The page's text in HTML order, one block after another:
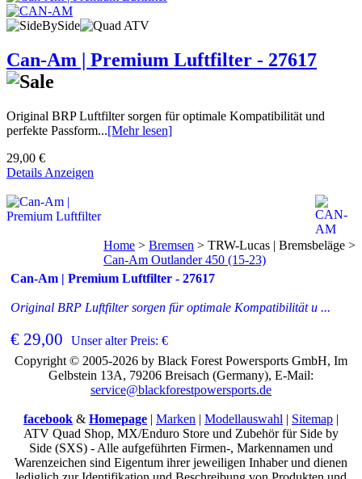
Can-Am | Premium Luftfilter - 27617
Original BRP Luftfilter sorgen für optimale Kompatibilität und
perfekte Passform...[Mehr lesen]
29,00 €
Details Anzeigen
Can-Am | Premium Luftfilter - 27617
Original BRP Luftfilter sorgen für optimale Kompatibilität u ...
€ 29,00 Unser alter Preis: €
Home > Bremsen > TRW-Lucas | Bremsbeläge >
Can-Am Outlander 450 (15-23)
Copyright © 2005-2026 by Black Forest Powersports GmbH, Im
Gelbstein 13A, 79206 Breisach (Germany), E-Mail:
service@blackforestpowersports.de
facebook & Homepage | Marken | Modellauswahl | Sitemap |
ATV Quad Shop, MX/Enduro Store und Zubehör für Side by
Side (SXS) - Alle aufgeführten Firmen-, Markennamen und
Warenzeichen sind Eigentum ihrer jeweiligen Inhaber und dienen